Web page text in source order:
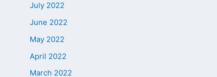
July 2022
June 2022
May 2022
April 2022
March 2022